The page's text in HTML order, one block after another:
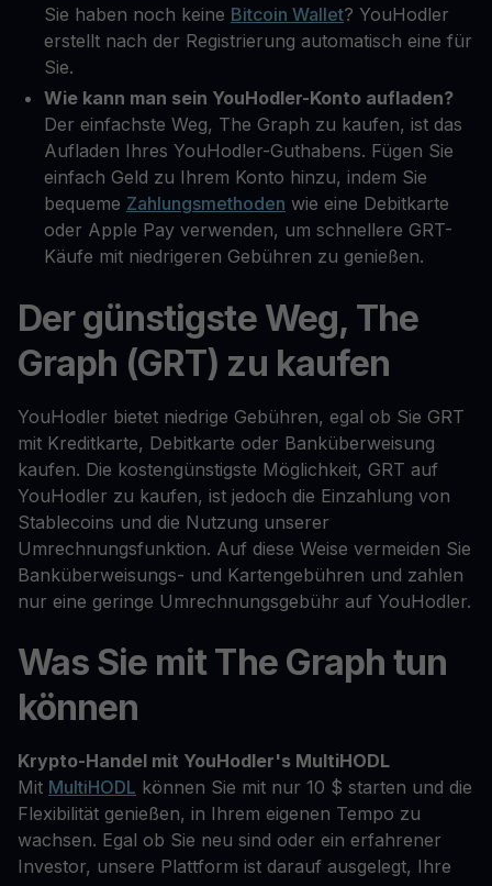
Sie haben noch keine Bitcoin Wallet? YouHodler
erstellt nach der Registrierung automatisch eine für
Sie.
Wie kann man sein YouHodler-Konto aufladen?
Der einfachste Weg, The Graph zu kaufen, ist das
Aufladen Ihres YouHodler-Guthabens. Fügen Sie
einfach Geld zu Ihrem Konto hinzu, indem Sie
bequeme Zahlungsmethoden wie eine Debitkarte
oder Apple Pay verwenden, um schnellere GRT-
Käufe mit niedrigeren Gebühren zu genießen.
Der günstigste Weg, The
Graph (GRT) zu kaufen
YouHodler bietet niedrige Gebühren, egal ob Sie GRT
mit Kreditkarte, Debitkarte oder Banküberweisung
kaufen. Die kostengünstigste Möglichkeit, GRT auf
YouHodler zu kaufen, ist jedoch die Einzahlung von
Stablecoins und die Nutzung unserer
Umrechnungsfunktion. Auf diese Weise vermeiden Sie
Banküberweisungs- und Kartengebühren und zahlen
nur eine geringe Umrechnungsgebühr auf YouHodler.
Was Sie mit The Graph tun
können
Krypto-Handel mit YouHodler's MultiHODL
Mit MultiHODL können Sie mit nur 10 $ starten und die
Flexibilität genießen, in Ihrem eigenen Tempo zu
wachsen. Egal ob Sie neu sind oder ein erfahrener
Investor, unsere Plattform ist darauf ausgelegt, Ihre